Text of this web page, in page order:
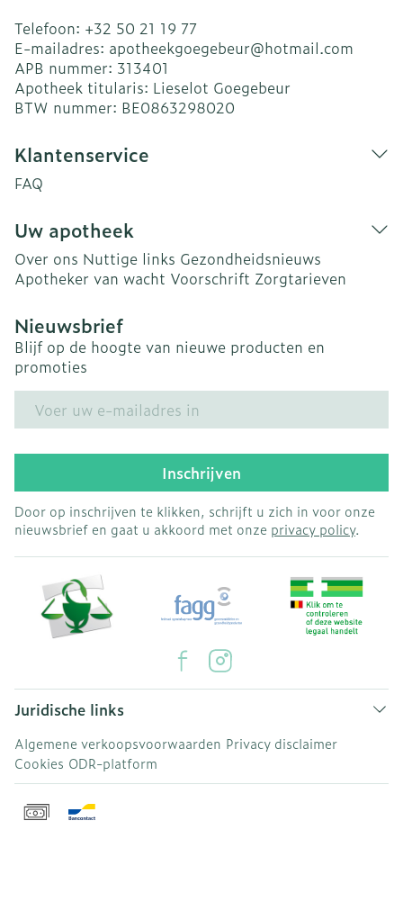
Telefoon: +32 50 21 19 77
E-mailadres: apotheekgoegebeur@hotmail.com
APB nummer: 313401
Apotheek titularis: Lieselot Goegebeur
BTW nummer: BE0863298020
Klantenservice
FAQ
Uw apotheek
Over ons Nuttige links Gezondheidsnieuws
Apotheker van wacht Voorschrift Zorgtarieven
Nieuwsbrief
Blijf op de hoogte van nieuwe producten en
promoties
Inschrijven
Door op inschrijven te klikken, schrijft u zich in voor onze
nieuwsbrief en gaat u akkoord met onze privacy policy.
Juridische links
Algemene verkoopsvoorwaarden Privacy disclaimer
Cookies ODR-platform